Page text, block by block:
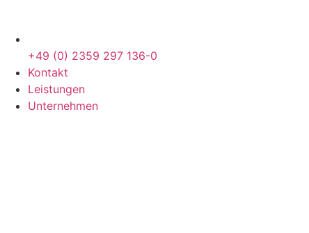
+49 (0) 2359 297 136-0
Kontakt
Leistungen
Unternehmen